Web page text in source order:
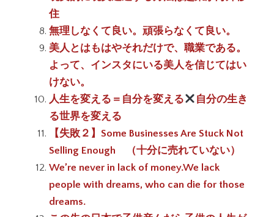
住
無理しなくて良い。頑張らなくて良い。
美人とはもはやそれだけで、職業である。
よって、インスタにいる美人を信じてはい
けない。
人生を変える＝自分を変える
自分の生き
る世界を変える
【失敗２】Some Businesses Are Stuck Not
Selling Enough （十分に売れていない）
We’re never in lack of money.We lack
people with dreams, who can die for those
dreams.